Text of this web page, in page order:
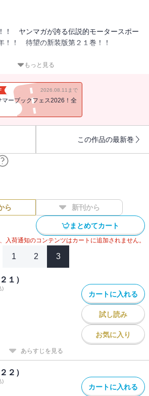
！ ヤンマガが誇る伝説的モータースポー
！！ 待望の新装版第２１巻！！
涼介が、神奈川エリアで一戦限りの復活を
れることのない超高速ステージでバトルす
の底からおまえが好きなんだ」 叶えられ
もっと見る
2026.08.11まで
マーブックフェス2026！全
この作品の最新巻
ら 新刊から
まとめてカート
入荷通知のコンテンツはカートに追加されません。
1 2 3
１）
)
カートに入れる
試し読み
お気に入り
あらすじを見る
２）
)
カートに入れる